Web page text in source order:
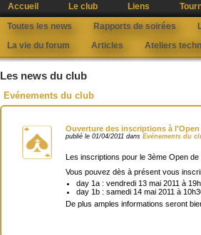
Accueil Le club Liens
Toutes les news
Rapports de soirées
La vie du forum
Articles Ateliers
Les news du club
Evénements du club
Ouverture des inscriptions à l'Open
publié le 01/04/2011 dans Evénements du
Les inscriptions pour le 3ème Open
Vous pouvez dès à présent vous
day 1a : vendredi 13 mai 2011 à
day 1b : samedi 14 mai 2011 à
De plus amples informations seront